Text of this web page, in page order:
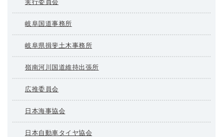
実行委員会
岐阜国道事務所
岐阜県揖斐土木事務所
嶺南河川国道維持出張所
広推委員会
日本海事協会
日本自動車タイヤ協会